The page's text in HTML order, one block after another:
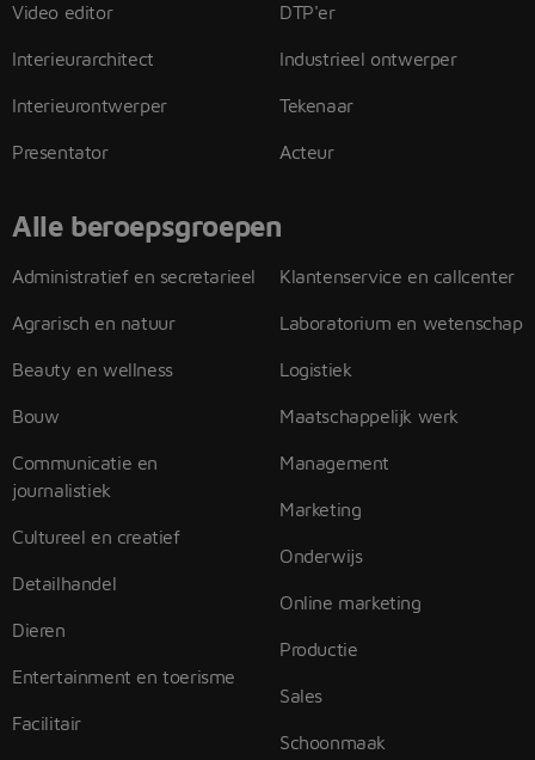
Video editor
Interieurarchitect
Interieurontwerper
Presentator
DTP'er
Industrieel ontwerper
Tekenaar
Acteur
Alle beroepsgroepen
Administratief en secretarieel
Agrarisch en natuur
Beauty en wellness
Bouw
Communicatie en
journalistiek
Cultureel en creatief
Detailhandel
Dieren
Entertainment en toerisme
Facilitair
Klantenservice en callcenter
Laboratorium en wetenschap
Logistiek
Maatschappelijk werk
Management
Marketing
Onderwijs
Online marketing
Productie
Sales
Schoonmaak